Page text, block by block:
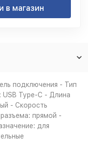
в магазин
подключения - Тип
Type-C - Длина
- Скорость
прямой -
для